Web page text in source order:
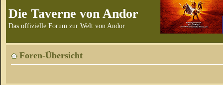
Die Taverne von Andor
Das offizielle Forum zur Welt von Andor
Foren-Übersicht